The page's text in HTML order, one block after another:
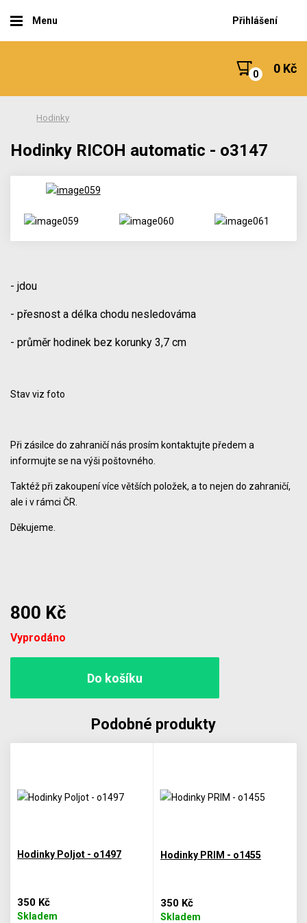
Menu Přihlášení
0 Kč
Hodinky
Hodinky RICOH automatic - o3147
- jdou
- přesnost a délka chodu nesledováma
- průměr hodinek bez korunky 3,7 cm
Stav viz foto
Při zásilce do zahraničí nás prosím kontaktujte předem a
informujte se na výši poštovného.
Taktéž při zakoupení více větších položek, a to nejen do zahraničí,
ale i v rámci ČR.
Děkujeme.
800 Kč
Vyprodáno
Podobné produkty
Hodinky Poljot - o1497
350 Kč
Skladem
Hodinky PRIM - o1455
350 Kč
Skladem